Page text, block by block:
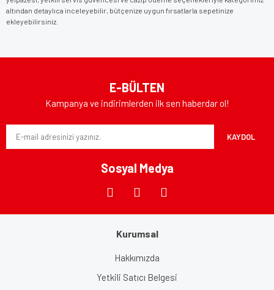
altından detaylıca inceleyebilir, bütçenize uygun fırsatlarla sepetinize
ekleyebilirsiniz.
E-BÜLTEN
Kampanya ve indirimlerden ilk sen haberdar ol!
KAYDOL
Sosyal Medya
Kurumsal
Hakkımızda
Yetkili Satıcı Belgesi